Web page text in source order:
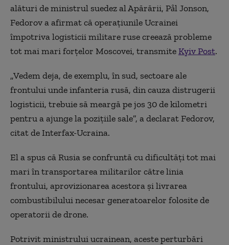
alături de ministrul suedez al Apărării, Pål Jonson,
Fedorov a afirmat că operațiunile Ucrainei
împotriva logisticii militare ruse creează probleme
tot mai mari forțelor Moscovei, transmiteKyiv Post.
„Vedem deja, de exemplu, în sud, sectoare ale
frontului unde infanteria rusă, din cauza distrugerii
logisticii, trebuie să meargă pe jos 30 de kilometri
pentru a ajunge la pozițiile sale”, a declarat Fedorov,
citat de Interfax-Ucraina.
El a spus că Rusia se confruntă cu dificultăți tot mai
mari în transportarea militarilor către linia
frontului, aprovizionarea acestora și livrarea
combustibilului necesar generatoarelor folosite de
operatorii de drone.
Potrivit ministrului ucrainean, aceste perturbări